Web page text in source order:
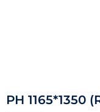
РН 1165*1350